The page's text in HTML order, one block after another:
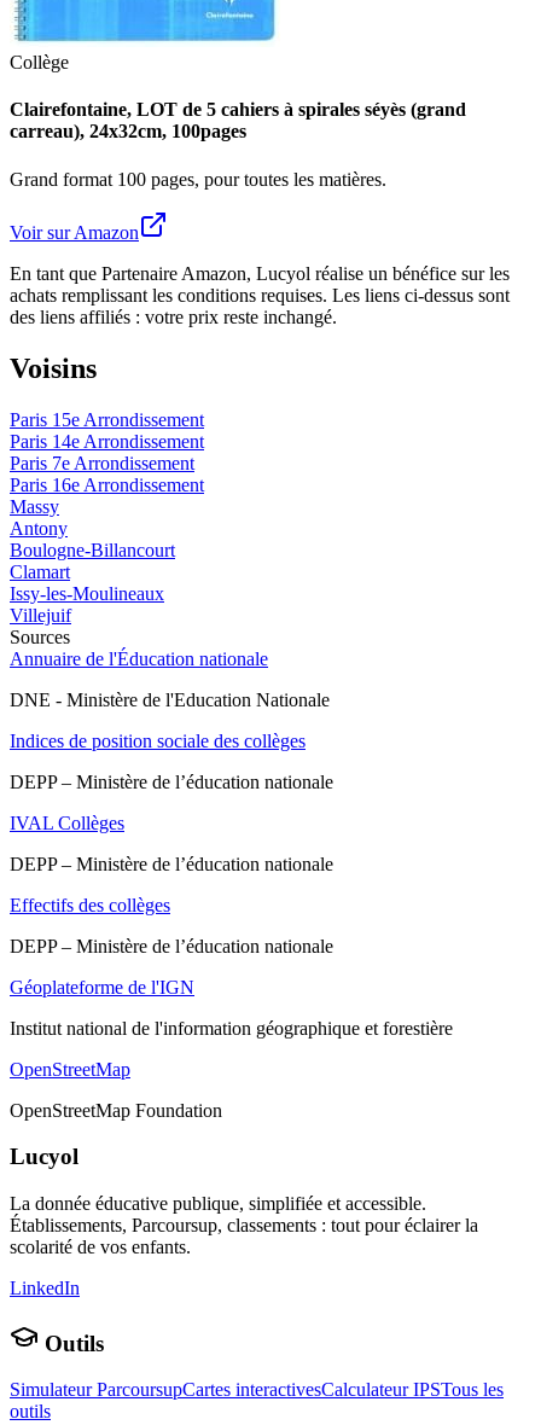
Collège
Clairefontaine, LOT de 5 cahiers à spirales séyès (grand
carreau), 24x32cm, 100pages
Grand format 100 pages, pour toutes les matières.
Voir sur Amazon
En tant que Partenaire Amazon, Lucyol réalise un bénéfice sur les
achats remplissant les conditions requises. Les liens ci-dessus sont
des liens affiliés : votre prix reste inchangé.
Voisins
Paris 15e Arrondissement
Paris 14e Arrondissement
Paris 7e Arrondissement
Paris 16e Arrondissement
Massy
Antony
Boulogne-Billancourt
Clamart
Issy-les-Moulineaux
Villejuif
Sources
Annuaire de l'Éducation nationale
DNE - Ministère de l'Education Nationale
Indices de position sociale des collèges
DEPP – Ministère de l’éducation nationale
IVAL Collèges
DEPP – Ministère de l’éducation nationale
Effectifs des collèges
DEPP – Ministère de l’éducation nationale
Géoplateforme de l'IGN
Institut national de l'information géographique et forestière
OpenStreetMap
OpenStreetMap Foundation
Lucyol
La donnée éducative publique, simplifiée et accessible.
Établissements, Parcoursup, classements : tout pour éclairer la
scolarité de vos enfants.
LinkedIn
Outils
Simulateur ParcoursupCartes interactivesCalculateur IPSTous les
outils